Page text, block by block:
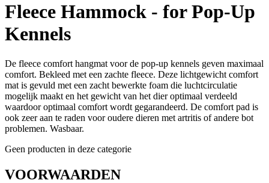
Fleece Hammock - for Pop-Up
Kennels
De fleece comfort hangmat voor de pop-up kennels geven maximaal
comfort. Bekleed met een zachte fleece. Deze lichtgewicht comfort
mat is gevuld met een zacht bewerkte foam die luchtcirculatie
mogelijk maakt en het gewicht van het dier optimaal verdeeld
waardoor optimaal comfort wordt gegarandeerd. De comfort pad is
ook zeer aan te raden voor oudere dieren met artritis of andere bot
problemen. Wasbaar.
Geen producten in deze categorie
VOORWAARDEN